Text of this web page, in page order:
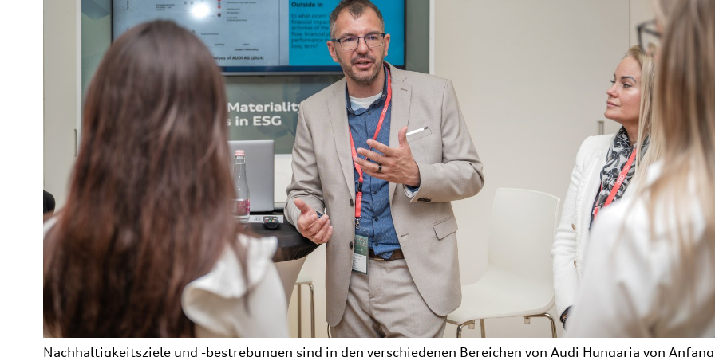
Nachhaltigkeitsziele und -bestrebungen sind in den verschiedenen Bereichen von Audi Hungaria von